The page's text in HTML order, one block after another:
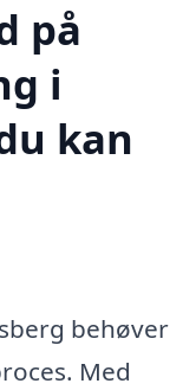
på
i
kan
behøver
Med